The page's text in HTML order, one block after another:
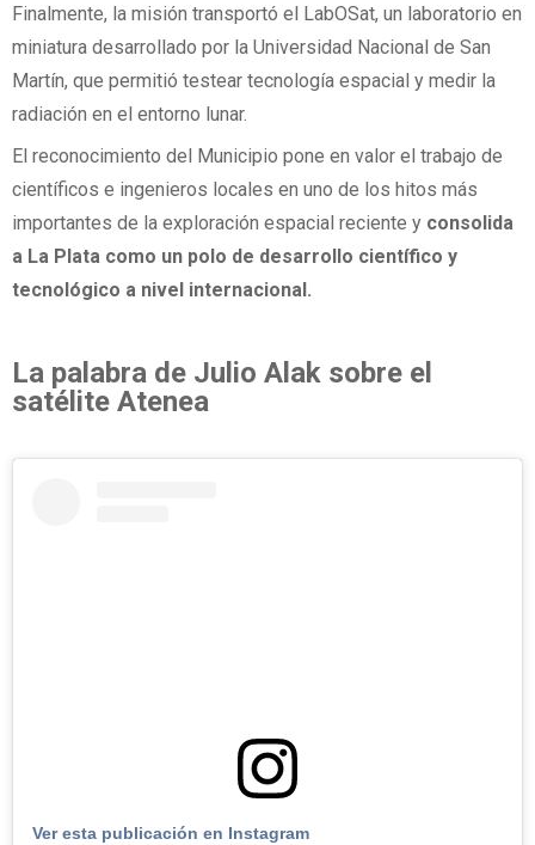
Finalmente, la misión transportó el LabOSat, un laboratorio en
miniatura desarrollado por la Universidad Nacional de San
Martín, que permitió testear tecnología espacial y medir la
radiación en el entorno lunar.
El reconocimiento del Municipio pone en valor el trabajo de
científicos e ingenieros locales en uno de los hitos más
importantes de la exploración espacial reciente y consolida
a La Plata como un polo de desarrollo científico y
tecnológico a nivel internacional.
La palabra de Julio Alak sobre el
satélite Atenea
Ver esta publicación en Instagram